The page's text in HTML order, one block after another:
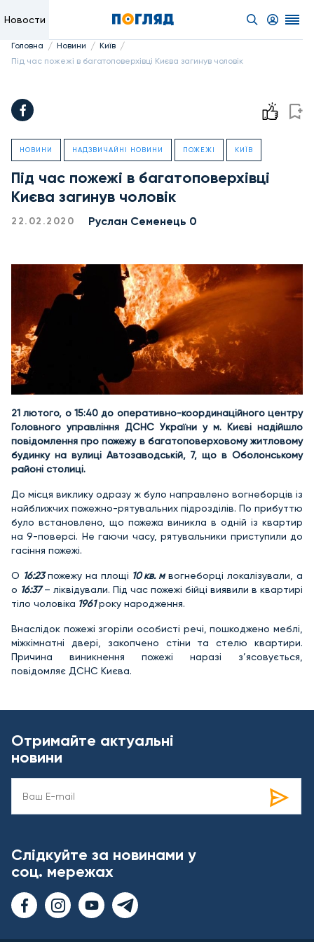
Новости
Головна / Новини / Київ /
Під час пожежі в багатоповерхівці Києва загинув чоловік
НОВИНИ НАДЗВИЧАЙНІ НОВИНИ ПОЖЕЖІ КИЇВ
Під час пожежі в багатоповерхівці
Києва загинув чоловік
22.02.2020 Руслан Семенець 0
21 лютого, о 15:40 до оперативно-координаційного центру
Головного управління ДСНС України у м. Києві надійшло
повідомлення про пожежу в багатоповерховому житловому
будинку на вулиці Автозаводській, 7, що в Оболонському
районі столиці.
До місця виклику одразу ж було направлено вогнеборців із
найближчих пожежно-рятувальних підрозділів. По прибуттю
було встановлено, що пожежа виникла в одній із квартир
на 9-поверсі. Не гаючи часу, рятувальники приступили до
гасіння пожежі.
О 16:23пожежу на площі 10 кв. мвогнеборці локалізували, а
о 16:37– ліквідували. Під час пожежі бійці виявили в квартирі
тіло чоловіка 1961року народження.
Внаслідок пожежі згоріли особисті речі, пошкоджено меблі,
міжкімнатні двері, закопчено стіни та стелю квартири.
Причина виникнення пожежі наразі з’ясовується,
повідомляє ДСНС Києва.
Отримайте актуальні
новини
Слідкуйте за новинами у
соц. мережах